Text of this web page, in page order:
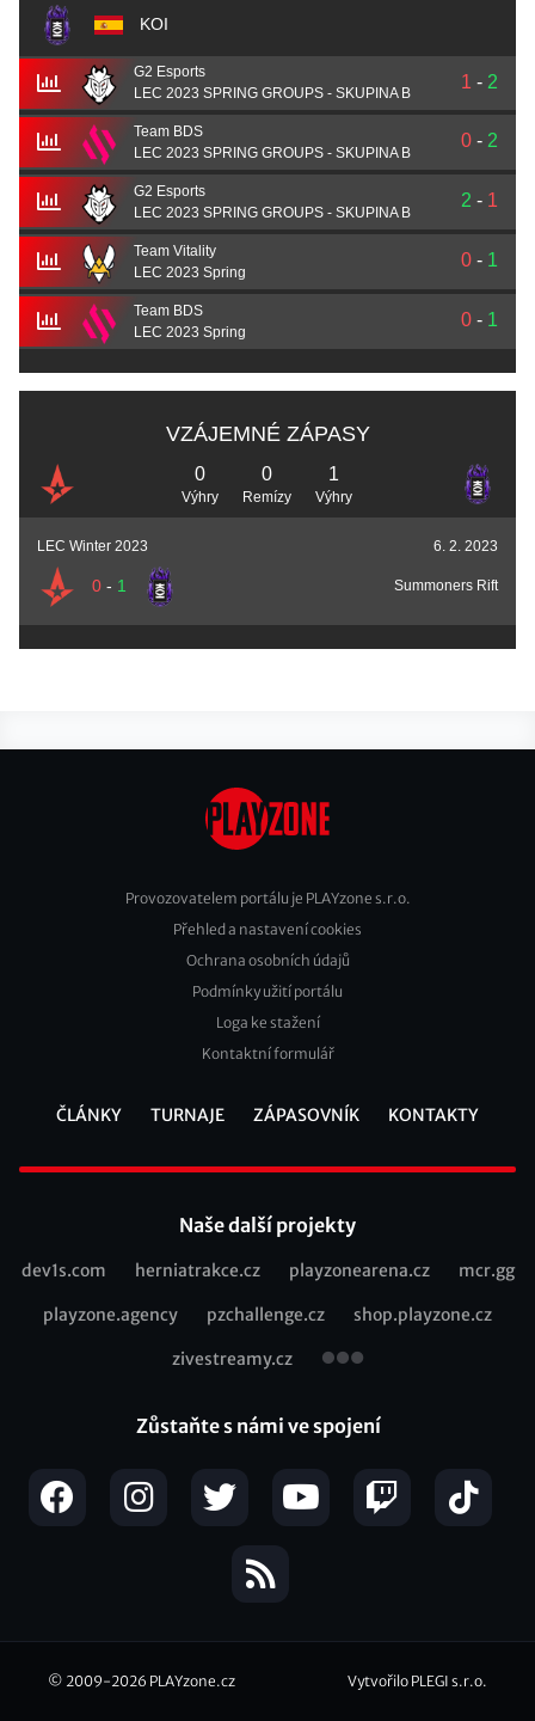
KOI
G2 Esports
LEC 2023 SPRING GROUPS - SKUPINA B
1 - 2
Team BDS
LEC 2023 SPRING GROUPS - SKUPINA B
0 - 2
G2 Esports
LEC 2023 SPRING GROUPS - SKUPINA B
2 - 1
Team Vitality
LEC 2023 Spring
0 - 1
Team BDS
LEC 2023 Spring
0 - 1
VZÁJEMNÉ ZÁPASY
0
Výhry
0
Remízy
1
Výhry
LEC Winter 2023 6. 2. 2023
0- 1 Summoners Rift
Footer
Provozovatelem portálu je PLAYzone s.r.o.
Přehled a nastavení cookies
Ochrana osobních údajů
Podmínky užití portálu
Loga ke stažení
Kontaktní formulář
ČLÁNKY TURNAJE ZÁPASOVNÍK KONTAKTY
Naše další projekty
Recommended
dev1s.com herniatrakce.cz playzonearena.cz mcr.gg
playzone.agency pzchallenge.cz shop.playzone.cz
zivestreamy.cz
Zůstaňte s námi ve spojení
© 2009-2026 PLAYzone.cz Vytvořilo PLEGI s.r.o.